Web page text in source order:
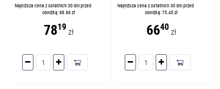
Najniższa cena z ostatnich 30 dni przed
obniżką: 88.86 zł
7819zł
Najniższa cena z ostatnich 30 dni przed
obniżką: 75.45 zł
6640zł